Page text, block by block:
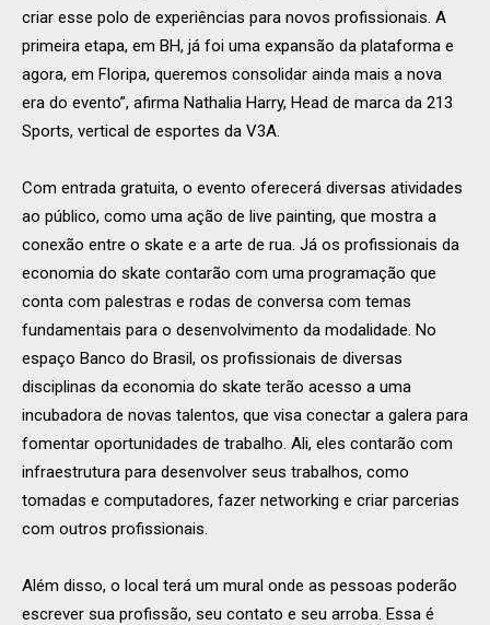
criar esse polo de experiências para novos profissionais. A
primeira etapa, em BH, já foi uma expansão da plataforma e
agora, em Floripa, queremos consolidar ainda mais a nova
era do evento”, afirma Nathalia Harry, Head de marca da 213
Sports, vertical de esportes da V3A.
Com entrada gratuita, o evento oferecerá diversas atividades
ao público, como uma ação de live painting, que mostra a
conexão entre o skate e a arte de rua. Já os profissionais da
economia do skate contarão com uma programação que
conta com palestras e rodas de conversa com temas
fundamentais para o desenvolvimento da modalidade. No
espaço Banco do Brasil, os profissionais de diversas
disciplinas da economia do skate terão acesso a uma
incubadora de novas talentos, que visa conectar a galera para
fomentar oportunidades de trabalho. Ali, eles contarão com
infraestrutura para desenvolver seus trabalhos, como
tomadas e computadores, fazer networking e criar parcerias
com outros profissionais.
Além disso, o local terá um mural onde as pessoas poderão
escrever sua profissão, seu contato e seu arroba. Essa é